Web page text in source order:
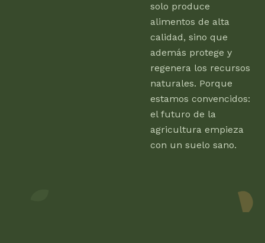
solo produce
alimentos de alta
calidad, sino que
además protege y
regenera los recursos
naturales. Porque
estamos convencidos:
el futuro de la
agricultura empieza
con un suelo sano.